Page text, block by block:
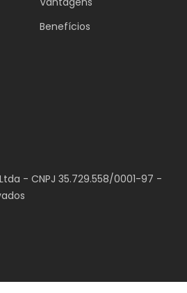
Benefícios
- CNPJ 35.729.558/0001-97 -